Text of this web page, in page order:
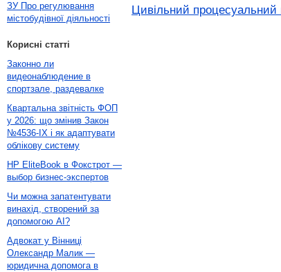
Цивільний процесуальний
ЗУ Про регулювання
містобудівної діяльності
Корисні статті
Законно ли
видеонаблюдение в
спортзале, раздевалке
Квартальна звітність ФОП
у 2026: що змінив Закон
№4536-IX і як адаптувати
облікову систему
HP EliteBook в Фокстрот —
выбор бизнес-экспертов
Чи можна запатентувати
винахід, створений за
допомогою AI?
Адвокат у Вінниці
Олександр Малик —
юридична допомога в